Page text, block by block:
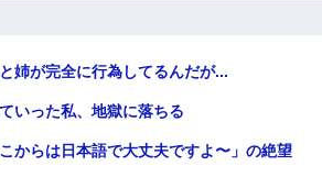
呼び出された。Aはヘラヘラと部屋に入っ
しながら出てきて…
広い駐車場にエンジンかけっ放しの車を
みたいな声も聞こえてきたので気になっ
っさんの下敷きになってた
姉が完全に行為してるんだが...
いった私、地獄に落ちる
からは日本語で大丈夫ですよ〜」の絶望